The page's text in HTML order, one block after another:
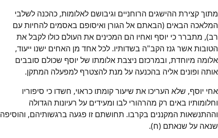
מתוך קצירת ההישגים הרוחניים וגיבושם לאלומות, כהכנה לשלבי
המלאכה הבאים (הבאתם אל הגורן ואיסופם באסמים להחיות עם
רב), מתברר כי יוסף ואחיו הם המכינים את העולם כולו לקבל את
הטובות אשר גנז הקב"ה בשדותיו. לכל אחד מן האחים ישנו ייעוד,
אלומה מיוחדת, ובמרכזם ניצבת אלומתו של יוסף שכולם סובבים
אותה ופונים אליה בהכנעה על מנת להצטרף למפעלה המתקן.
אחי יוסף, שלא העריכו את שיעור קומתו כראוי, חשדו כי סיפוריו
וחלומותיו באים רק מהרהורי לבו ומעידים על רעיונות הגדולה
וההתנשאות המקננים בקרבו. תחושתם זו פגעה ברגשותיהם, והוסיפה
שנאה על שנאתם (ח).